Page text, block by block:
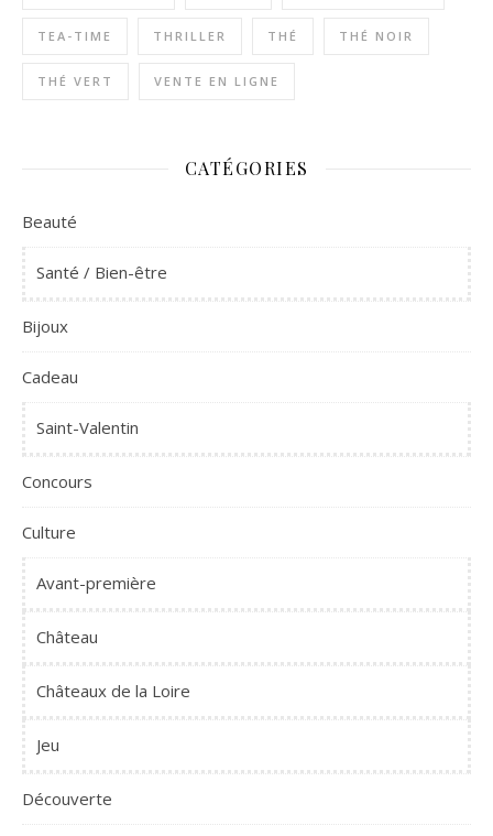
TEA-TIME THRILLER THÉ THÉ NOIR
THÉ VERT VENTE EN LIGNE
CATÉGORIES
Beauté
Santé / Bien-être
Bijoux
Cadeau
Saint-Valentin
Concours
Culture
Avant-première
Château
Châteaux de la Loire
Jeu
Découverte